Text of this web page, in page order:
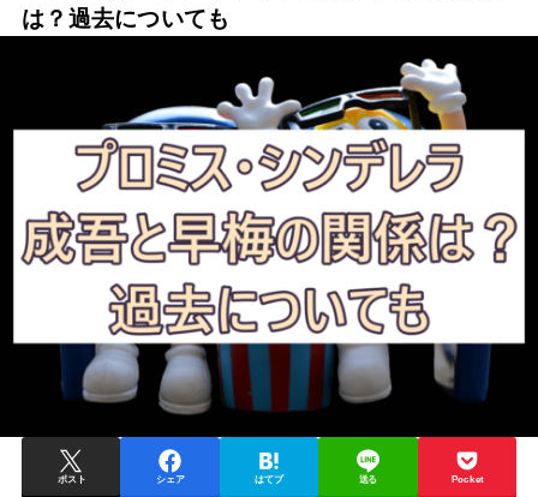
は？過去についても
ポスト シェア はてブ 送る Pocket